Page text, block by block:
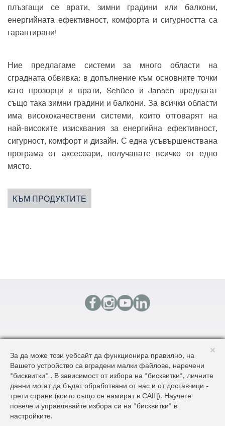
плъзгащи се врати, зимни градини или балкони,
енергийната ефективност, комфорта и сигурността са
гарантирани!
Ние предлагаме системи за много области на
сградната обвивка: в допълнение към основните точки
като прозорци и врати, Schüco и Jansen предлагат
също така зимни градини и балкони. За всички области
има висококачествени системи, които отговарят на
най-високите изисквания за енергийна ефективност,
сигурност, комфорт и дизайн. С една усъвършенствана
програма от аксесоари, получавате всичко от едно
място.
КЪМ ПРОДУКТИТЕ
КАРТА НА САЙТА
ОБЩИ УСЛОВИЯ ЗА ДОСТАВКА И ПРОДАЖБА
ОБЩИ УСЛОВИЯ НА САЙТА И ЗАЩИТА НА ЛИЧНИТЕ ДАННИ
©2026 AluKönigStahl
За да може този уебсайт да функционира правилно, на
Вашето устройство са вградени малки файлове, наречени
"бисквитки" . В зависимост от избора на "бисквитки", личните
данни могат да бъдат обработвани от нас и от доставчици -
трети страни (които също се намират в САЩ). Научете
повече и управлявайте избора си на "бисквитки" в
настройките.